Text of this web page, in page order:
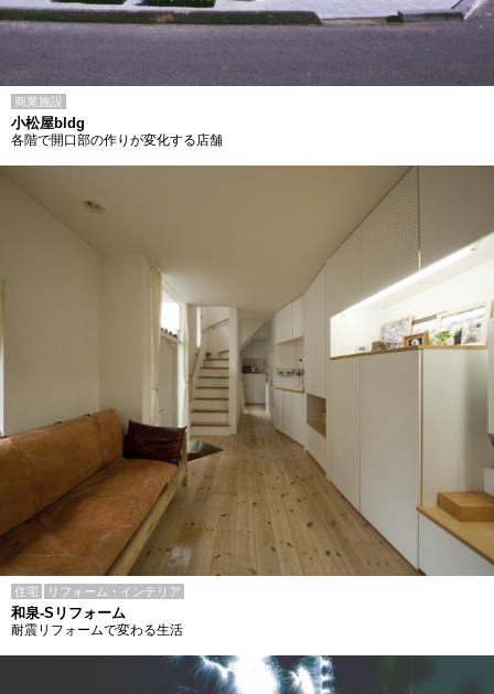
商業施設
小松屋bldg
各階で開口部の作りが変化する店舗
住宅 リフォーム・インテリア
和泉-Sリフォーム
耐震リフォームで変わる生活